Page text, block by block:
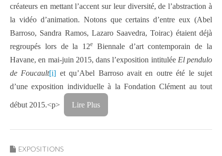
créateurs en mettant l’accent sur leur diversité, de l’abstraction à
la vidéo d’animation. Notons que certains d’entre eux (Abel
Barroso, Sandra Ramos, Lazaro Saavedra, Toirac) étaient déjà
regroupés lors de la 12e
Biennale d’art contemporain de la
Havane, en mai-juin 2015, dans l’exposition intitulée El pendulo
de Foucault[i] et qu’Abel Barroso avait en outre été le sujet
d’une exposition individuelle à la Fondation Clément au tout
début 2015.<p> Lire Plus
EXPOSITIONS